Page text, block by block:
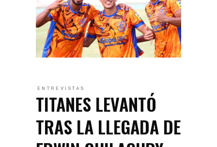
ENTREVISTAS
TITANES LEVANTÓ
TRAS LA LLEGADA DE